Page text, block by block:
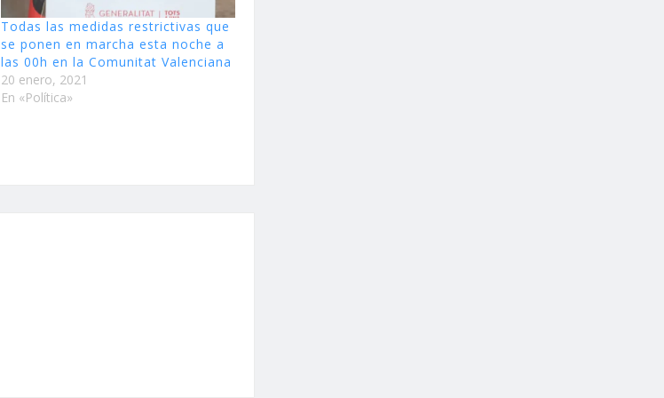
Todas las medidas restrictivas que
se ponen en marcha esta noche a
las 00h en la Comunitat Valenciana
20 enero, 2021
En «Política»